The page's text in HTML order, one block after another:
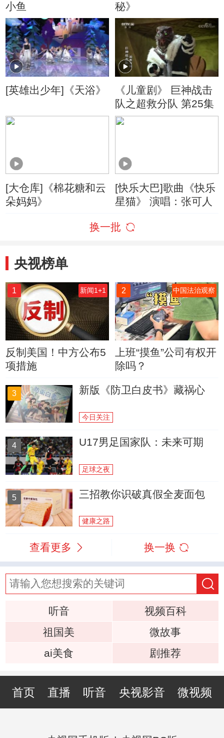
小鱼
秘》
[英雄出少年]《天浴》
《儿童剧》 巨神战击
队之超救分队 第25集
[大仓库]《棉花糖和云
朵妈妈》
[快乐大巴]歌曲《快乐
星猫》 演唱：张可人
换一批
央视榜单
1 新闻1+1
反制美国！中方公布5
项措施
2 中国法治观察
上班“摸鱼”公司有权开
除吗？
3 新版《防卫白皮书》藏祸心
今日关注
4 U17男足国家队：未来可期
足球之夜
5 三招教你识破真假全麦面包
健康之路
查看更多 换一换
听音
视频百科
祖国美
微故事
ai美食
剧推荐
首页 直播 听音 央视影音 微视频